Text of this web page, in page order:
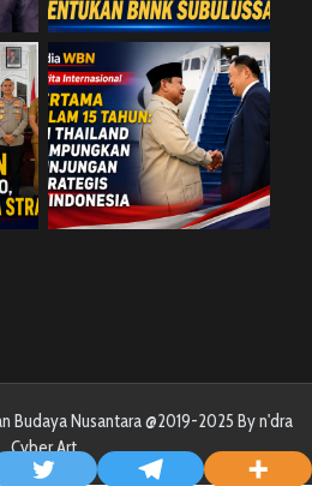
Budaya Nusantara @2019-2025 By n'dra
Cyber Art